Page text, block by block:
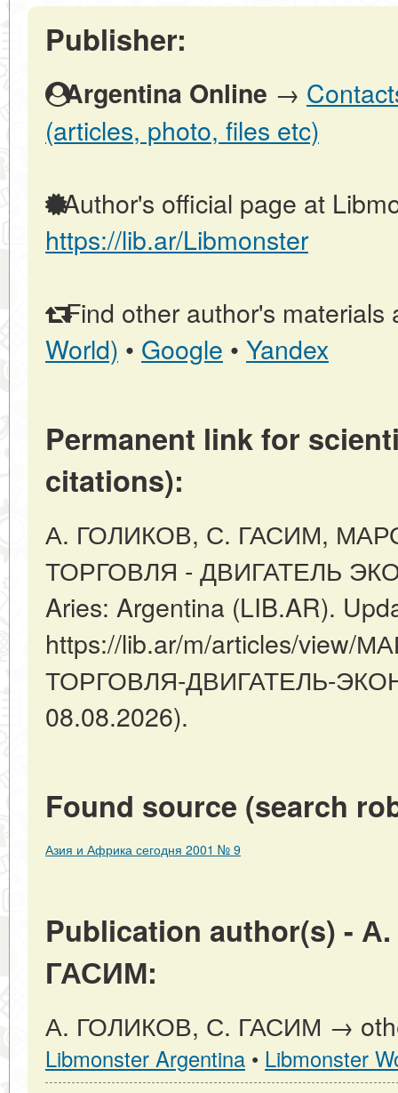
Publisher:
Argentina Online →
(articles, photo, files etc)
Author's official page at
https://lib.ar/Libmonster
Find other author's materials
World) • Google • Yandex
Permanent link for
citations):
А. ГОЛИКОВ, С. ГАСИМ,
ТОРГОВЛЯ - ДВИГАТЕЛЬ
Aries: Argentina (LIB.AR).
https://lib.ar/m/articles/
ТОРГОВЛЯ-ДВИГАТЕЛЬ-
08.08.2026).
Found source (search
Азия и Африка сегодня 2001 № 9
Publication author(s) -
ГАСИМ:
А. ГОЛИКОВ, С. ГАСИМ →
Libmonster Argentina • Libmonster